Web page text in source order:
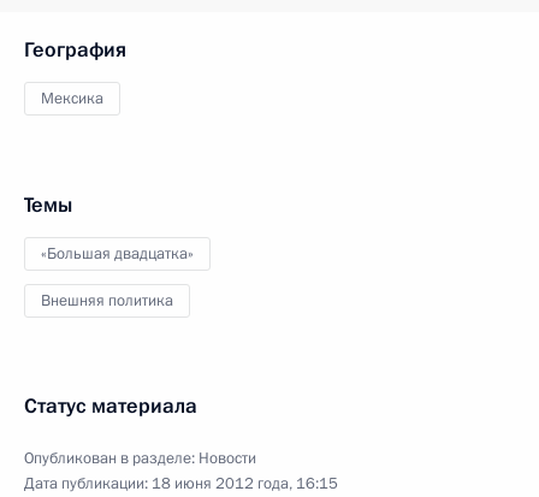
География
Мексика
Темы
«Большая двадцатка»
Внешняя политика
Статус материала
Опубликован в разделе: Новости
Дата публикации: 18 июня 2012 года, 16:15